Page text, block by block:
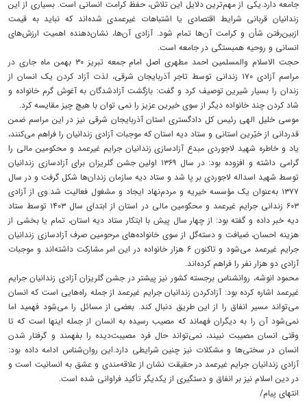
جامعه دارد.یکی از مهم‌ترین دلایل این تلاش، حفظ کرامت انسانی است. بسیاری از این
زندانیان قربانی شرایط اقتصادی یا اشتباهات غیرعمدی شده‌اند که نباید به قیمت
ازبین‌رفتن شأن و کرامت آن‌ها تمام شود. آزادی آن‌ها، نشان‌دهنده اهمیت ارزش‌های
انسانی و روحیه همبستگی در جامعه است.
حجت الاسلام والمسلمین احمد مطهری اصل امام جمعه تبریز ۳۰ بهمن ماه جاری در
مراسم آزادی ۱۷۰ زندانی توسط تاجر آذربایجان شرقی، لذت آزاد کردن یک انسان از
زندان را بسیار شیرین توصیف کرد و گفت: بازگشت آزادشدگان به آغوش گرم خانواده و
شاد کردن چند خانواده دیگر از سوی خیرین عزیز را نمی توان با هیچ چیز مقایسه کرد.
موسی خلیل الهی رئیس کل دادگستری استان آذربایجان شرقی نیز در این مراسم ضمن
قدردانی از خیّرین استانی و ستاد دیه استان که موجبات آزادی زندانیان را فراهم می‌کنند،
یاد و خاطره شهید لاجوردی مبدع آزادسازی زندانیان جرایم غیرعمد و محکومین مالی را
گرامی داشته و افزوده بود: در سال ۱۳۶۹ اولین جشن گلریزان برای آزادسازی زندانیان
توسط شهید اسداله لاجوردی بر پا شد و ستاد دیه سازمان زندان‌ها شکل گرفت و در سال
۱۳۷۷ به‌عنوان یک مؤسسه خیریه و مردم‌نهاد ایجاد و مشغول فعالیت شد.وی از آزادی
۶۰۳ زندانی جرایم غیرعمد و محکومین مالی در استان از ابتدای سال ۱۴۰۳ توسط ستاد
دیه خبر داده و گفته بود: از چهار سال پیش با ابتکار ستاد دیه استان، تمام یا بخشی از
هزینه احسان، ضیافت و دسته‌گل از سوی خانواده‌های مرحومین صرف آزادسازی زندانیان
جرایم غیرعمد می‌شود و تاکنون 6 هزار خانواده در این امر مشارکت داشته‌اند و موجبات
آزادی دو هزار نفر را فراهم کرده‌اند.
محمود انوشه، روانشناس برجسته کشور نیز پیشتر در جشن گلریزان آزادی زندانیان جرایم
غیرعمد اشاره کرده بود: آزادکردن زندانیان جرایم غیرعمد از جمله راه‌هایی است که انسان
می‌تواند مسیر انفاق را از این طریق دنبال کند. بعضی از مسائل را می‌شود فهمید اما
نمی‌شود آن را به دیگران فهماند که مصیب رسیده به انسان از جمله اینها است که تا
وقتی انسان مصیبت نبیند، نمی‌تواند حال فرد مصیبت‌دیده را بفهمند و گرفتار شدن
انسان در سختی‌ها و مشکلات نیز چنین شرایطی دارد.این روان‌شناس ادامه داده بود:
آزادی زندانیان جرایم غیرعمد در حقیقت نشان از علاقه‌مندی و عشق به انسانیت است و
در دین اسلام نیز بر انفاق و دستگیری از یکدیگر تأکید فراوانی شده است.
انتهای پیام/